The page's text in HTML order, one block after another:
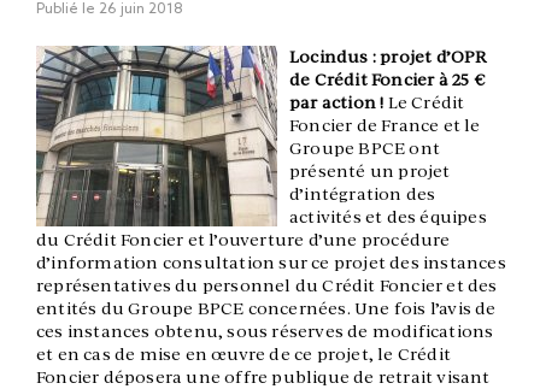
Publié le 26 juin 2018
Locindus : projet d’OPR
de Crédit Foncier à 25 €
par action ! Le Crédit
Foncier de France et le
Groupe BPCE ont
présenté un projet
d’intégration des
activités et des équipes
du Crédit Foncier et l’ouverture d’une procédure
d’information consultation sur ce projet des instances
représentatives du personnel du Crédit Foncier et des
entités du Groupe BPCE concernées. Une fois l’avis de
ces instances obtenu, sous réserves de modifications
et en cas de mise en œuvre de ce projet, le Crédit
Foncier déposera une offre publique de retrait visant